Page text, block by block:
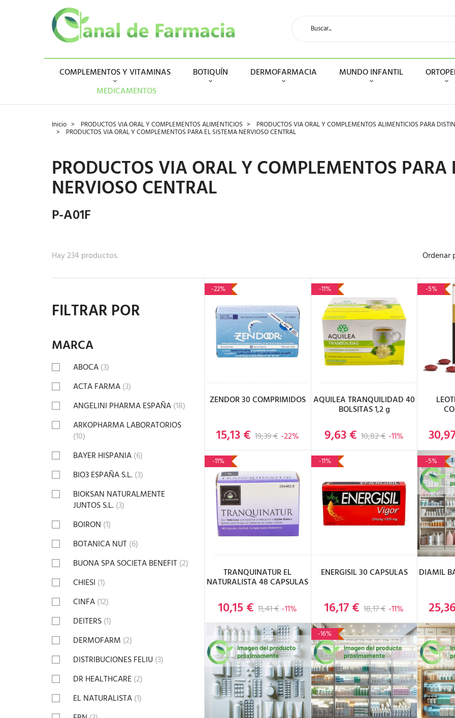
COMPLEMENTOS Y VITAMINAS BOTIQUÍN DERMOFARMACIA MUNDO INFANTIL
MEDICAMENTOS
Inicio PRODUCTOS VIA ORAL Y COMPLEMENTOS ALIMENTICIOS PRODUCTOS VIA ORAL Y COMPLEMENTOS ALIMENTICIOS PARA
PRODUCTOS VIA ORAL Y COMPLEMENTOS PARA EL SISTEMA NERVIOSO CENTRAL
PRODUCTOS VIA ORAL Y COMPLEMENTOS PARA
NERVIOSO CENTRAL
P-A01F
Hay 234 productos. Ordenar
-22%
AÑADIR AL CARRITO
ZENDOR 30 COMPRIMIDOS
Precio base
19,39 € -22%
Precio
15,13 €
-11%
AÑADIR AL CARRITO
AQUILEA TRANQUILIDAD 40
BOLSITAS 1,2 g
Precio base
10,82 € -11%
Precio
9,63 €
-5%
-11%
AÑADIR AL CARRITO
TRANQUINATUR EL
NATURALISTA 48 CAPSULAS
Precio base
11,41 € -11%
Precio
10,15 €
-11%
ENERGISIL 30 CAPSULAS
Precio base
18,17 € -11%
Precio
16,17 €
-5%
DIAMIL
AÑADIR AL CARRITO
-16%
AÑADIR AL CARRITO
FILTRAR POR
MARCA
ABOCA(3)
ACTA FARMA(3)
ANGELINI PHARMA ESPAÑA(18)
ARKOPHARMA LABORATORIOS
(10)
BAYER HISPANIA(6)
BIO3 ESPAÑA S.L.(3)
BIOKSAN NATURALMENTE
JUNTOS S.L.(3)
BOIRON (1)
BOTANICA NUT(6)
BUONA SPA SOCIETA BENEFIT(2)
CHIESI (1)
CINFA(12)
DEITERS(1)
DERMOFARM (2)
DISTRIBUCIONES FELIU(3)
DR HEALTHCARE(2)
EL NATURALISTA(1)